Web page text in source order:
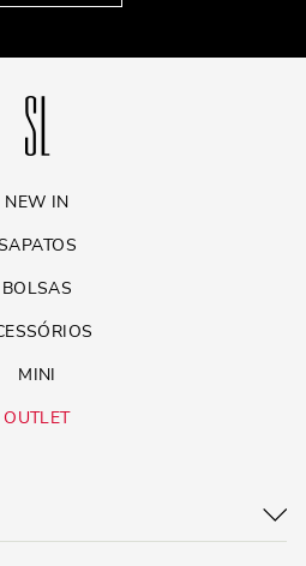
NEW IN
BOLSAS
MINI
OUTLET